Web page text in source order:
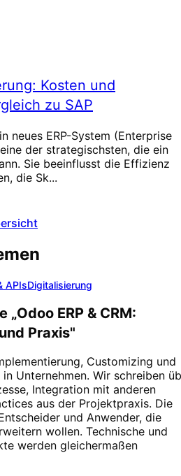
Kosten und
zu SAP
neues ERP-System (Enterprise
der strategischsten, die ein
Sie beeinflusst die Effizienz
die Sk...
APIsDigitalisierung
„Odoo ERP & CRM:
Praxis"
Customizing und
Unternehmen. Wir schreiben
Integration mit anderen
aus der Projektpraxis. Die
und Anwender, die
wollen. Technische und
werden gleichermaßen